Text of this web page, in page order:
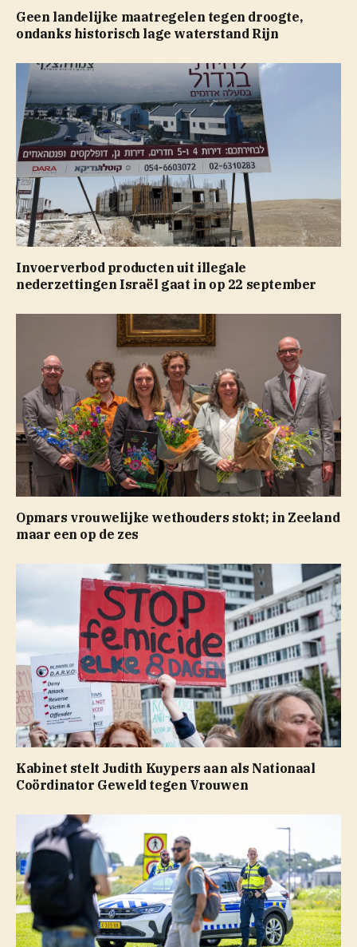
Geen landelijke maatregelen tegen droogte,
ondanks historisch lage waterstand Rijn
Invoerverbod producten uit illegale
nederzettingen Israël gaat in op 22 september
Opmars vrouwelijke wethouders stokt; in Zeeland
maar een op de zes
Kabinet stelt Judith Kuypers aan als Nationaal
Coördinator Geweld tegen Vrouwen